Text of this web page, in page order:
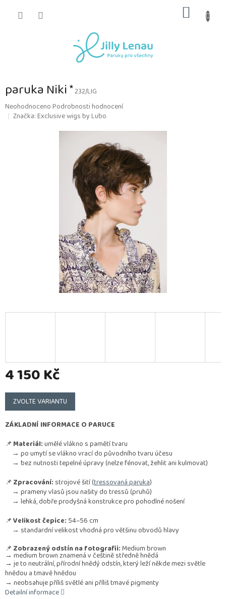
KOŠÍK
paruka Niki *232/LIG
Průměrné
hodnocení
NeohodnocenoPodrobnosti hodnocení
Značka:Exclusive wigs by Lubo
4 150 Kč
Měrná
cena:
ZVOLTE VARIANTU
ZÁKLADNÍ INFORMACE O PARUCE
📌Materiál:umělé vlákno s pamětí tvaru
→ po umytí se vlákno vrací do původního tvaru účesu
→ bez nutnosti tepelné úpravy (nelze fénovat, žehlit ani kulmovat)
📌Zpracování: strojové šití (tressovaná paruka)
→ prameny vlasů jsou našity do tressů (pruhů)
→ lehká, dobře prodyšná konstrukce pro pohodlné nošení
📌Velikost čepice: 54–56 cm
→ standardní velikost vhodná pro většinu obvodů hlavy
📌Zobrazený odstín na fotografii:Medium brown
→ medium brownznamená v češtiněstředně hnědá
→ je toneutrální, přírodní hnědý odstín, který leží někde mezi světle
hnědou a tmavě hnědou
→ neobsahuje příliš světlé ani příliš tmavé pigmenty
Detailní informace